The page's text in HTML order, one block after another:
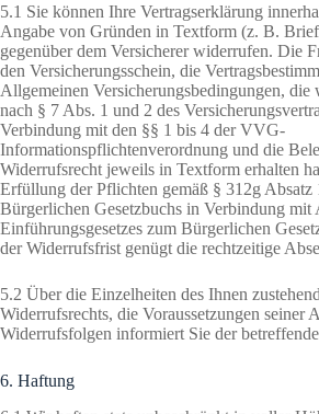
5.1 Sie können Ihre Vertragserklärung
Angabe von Gründen in Textform (z. B.
gegenüber dem Versicherer widerrufen. Die
den Versicherungsschein, die
Allgemeinen Versicherungsbedingungen, die
nach § 7 Abs. 1 und 2 des
Verbindung mit den §§ 1 bis 4 der VVG-
Informationspflichtenverordnung und die
Widerrufsrecht jeweils in Textform erhalten
Erfüllung der Pflichten gemäß § 312g Absatz
Bürgerlichen Gesetzbuchs in Verbindung mit
Einführungsgesetzes zum Bürgerlichen
der Widerrufsfrist genügt die rechtzeitige
5.2 Über die Einzelheiten des Ihnen
Widerrufsrechts, die Voraussetzungen seiner
Widerrufsfolgen informiert Sie der
6. Haftung